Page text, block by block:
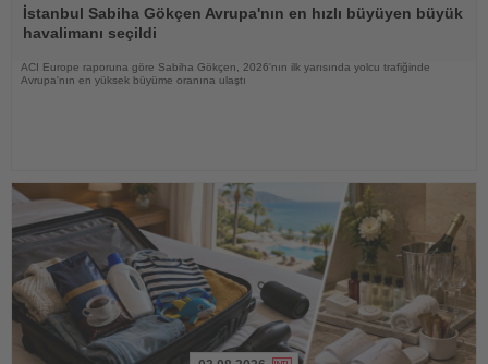
Oku
İstanbul Sabiha Gökçen Avrupa'nın en hızlı büyüyen büyük
havalimanı seçildi
ACI Europe raporuna göre Sabiha Gökçen, 2026'nın ilk yarısında yolcu trafiğinde
Avrupa'nın en yüksek büyüme oranına ulaştı